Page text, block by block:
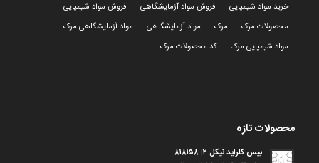
خرید مواد شیمیایی
فروش مواد آزمایشگاهی
فروش مواد شیمیایی
محصولات مرک
مرک مواد آزمایشگاهی
مواد آزمایشگاهی مرک
مواد شیمیایی مرک
کد محصولات مرک
محصولات تازه
بیس کلراید نیکل ۲| ۸۱۸۱۵۸